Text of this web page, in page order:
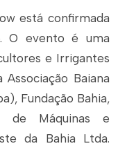
está confirmada
O evento é uma
e Irrigantes
Baiana
Fundação Bahia,
de Máquinas e
da Bahia Ltda.